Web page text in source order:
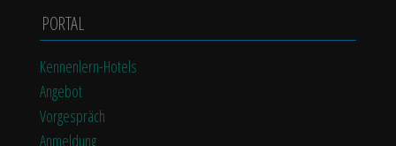
PORTAL
Kennenlern-Hotels
Angebot
Vorgespräch
Anmeldung